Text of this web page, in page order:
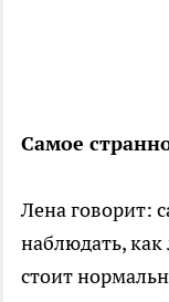
Самое
Лена говорит:
наблюдать,
стоит